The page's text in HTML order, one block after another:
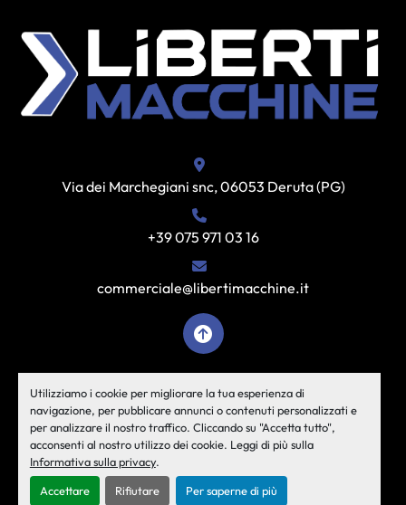
Utilizziamo i cookie per migliorare la tua esperienza di
navigazione, per pubblicare annunci o contenuti personalizzati e
per analizzare il nostro traffico. Cliccando su "Accetta tutto",
acconsenti al nostro utilizzo dei cookie. Leggi di più sulla
Informativa sulla privacy.
Accettare Rifiutare Per saperne di più
Via dei Marchegiani snc, 06053 Deruta (PG)
+39 075 971 03 16
commerciale@libertimacchine.it
facebook
instagram
youtube
Personalizza le preferenze sui Cookies
Machinio System